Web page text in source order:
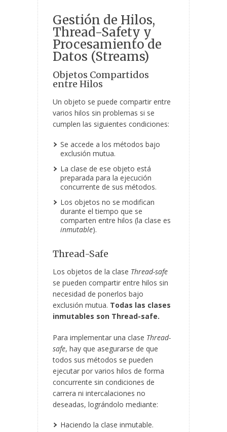
Gestión de Hilos,
Thread-Safety y
Procesamiento de
Datos (Streams)
Objetos Compartidos
entre Hilos
Un objeto se puede compartir entre
varios hilos sin problemas si se
cumplen las siguientes condiciones:
Se accede a los métodos bajo
exclusión mutua.
La clase de ese objeto está
preparada para la ejecución
concurrente de sus métodos.
Los objetos no se modifican
durante el tiempo que se
comparten entre hilos (la clase es
inmutable).
Thread-Safe
Los objetos de la clase Thread-safe
se pueden compartir entre hilos sin
necesidad de ponerlos bajo
exclusión mutua. Todas las clases
inmutables son Thread-safe.
Para implementar una clase Thread-
safe, hay que asegurarse de que
todos sus métodos se pueden
ejecutar por varios hilos de forma
concurrente sin condiciones de
carrera ni intercalaciones no
deseadas, lográndolo mediante:
Haciendo la clase inmutable.